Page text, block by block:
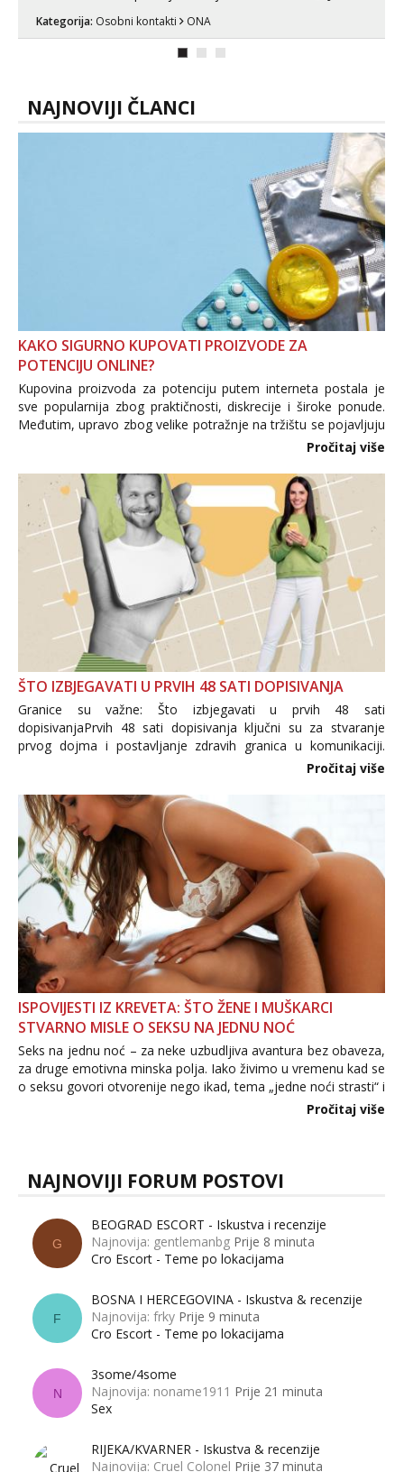
Telegram. +385 91 723 0045
Kategorija: Osobni kontakti ONA
NAJNOVIJI ČLANCI
KAKO SIGURNO KUPOVATI PROIZVODE ZA
POTENCIJU ONLINE?
Kupovina proizvoda za potenciju putem interneta postala je
sve popularnija zbog praktičnosti, diskrecije i široke ponude.
Međutim, upravo zbog velike potražnje na tržištu se pojavljuju
i brojni krivotvoreni proizvodi, nepouzdane internetske
Pročitaj više
ŠTO IZBJEGAVATI U PRVIH 48 SATI DOPISIVANJA
Granice su važne: Što izbjegavati u prvih 48 sati
dopisivanjaPrvih 48 sati dopisivanja ključni su za stvaranje
prvog dojma i postavljanje zdravih granica u komunikaciji.
Važno je izbjeći prebrzo otkrivanje osobnih ili intimnih
informacija, jer nepoznata osoba još nije zaslužila to
povjerenje. Takođe...
Pročitaj više
ISPOVIJESTI IZ KREVETA: ŠTO ŽENE I MUŠKARCI
STVARNO MISLE O SEKSU NA JEDNU NOĆ
Seks na jednu noć – za neke uzbudljiva avantura bez obaveza,
za druge emotivna minska polja. Iako živimo u vremenu kad se
o seksu govori otvorenije nego ikad, tema „jedne noći strasti“ i
dalje izaziva burne rasprave. Što zapravo misle žene, a što
Pročitaj više
NAJNOVIJI FORUM POSTOVI
G
BEOGRAD ESCORT - Iskustva i recenzije
Najnovija: gentlemanbg Prije 8 minuta
Cro Escort - Teme po lokacijama
F
BOSNA I HERCEGOVINA - Iskustva & recenzije
Najnovija: frky Prije 9 minuta
Cro Escort - Teme po lokacijama
N
3some/4some
Najnovija: noname1911 Prije 21 minuta
Sex
RIJEKA/KVARNER - Iskustva & recenzije
Najnovija: Cruel Colonel Prije 37 minuta